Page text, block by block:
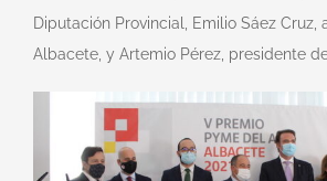
Diputación Provincial, Emilio Sáez Cruz,
Albacete, y Artemio Pérez, presidente